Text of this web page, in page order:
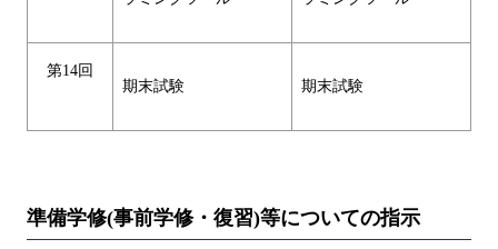
第14回
期末試験
期末試験
準備学修(事前学修・復習)等についての指示